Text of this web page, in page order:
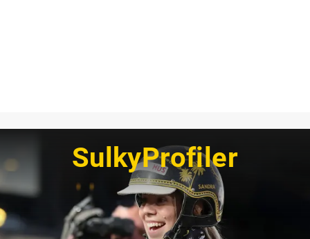
SulkyProfiler